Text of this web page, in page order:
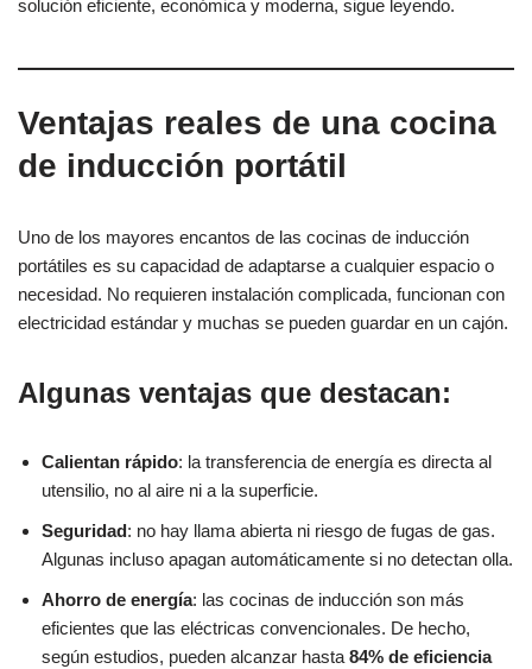
solución eficiente, económica y moderna, sigue leyendo.
Ventajas reales de una cocina
de inducción portátil
Uno de los mayores encantos de las cocinas de inducción
portátiles es su capacidad de adaptarse a cualquier espacio o
necesidad. No requieren instalación complicada, funcionan con
electricidad estándar y muchas se pueden guardar en un cajón.
Algunas ventajas que destacan:
Calientan rápido: la transferencia de energía es directa al
utensilio, no al aire ni a la superficie.
Seguridad: no hay llama abierta ni riesgo de fugas de gas.
Algunas incluso apagan automáticamente si no detectan olla.
Ahorro de energía: las cocinas de inducción son más
eficientes que las eléctricas convencionales. De hecho,
según estudios, pueden alcanzar hasta84% de eficiencia